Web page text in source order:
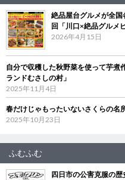
絶品屋台グルメが全
回「川口×絶品グルメ
2026年4月15日
自分で収穫した秋野菜を使って芋
ランドむさしの村」
2025年11月4日
春だけじゃもったいないさくらの名
2025年10月23日
ふむふむ
四日市の公害克服の